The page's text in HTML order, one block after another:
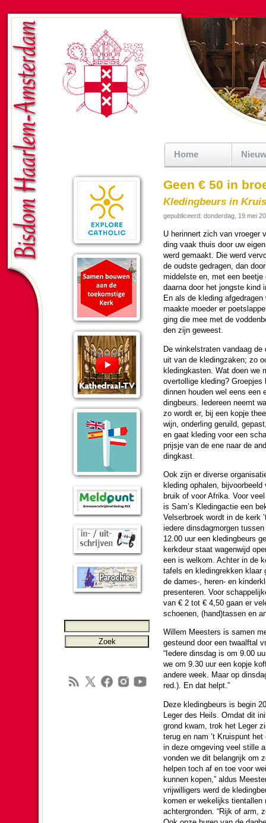
Home
Geen € 50 in
Kledingbeurs in
gepubliceerd: donderdag, 19 mei
U herinnert zich van vroe­ger
ding vaak thuis door uw
werd gemaakt. Die werd
de oudste gedragen, dan
middelste en, met een beetje
daarna door het jongste kind
En als de kle­ding afgedragen
maakte moe­der er
ging die mee met de
den zijn geweest.
De winkelstraten vandaag de
uit van de kle­ding­zaken; zo
kle­ding­kasten. Wat doen we
overtollige kle­ding?
din­nen hou­den wel eens een
dingbeurs. Ieder­een neemt
zo wordt er, bij een kopje
wijn, onderling geruild,
en gaat kle­ding voor een
prijsje van de ene naar de
ding­kast.
Ook zijn er diverse
kle­ding ophalen,
bruik of voor Afrika. Voor
is Sam’s Kledingactie een
Velser­broek wordt in de kerk
iedere dins­dag­mor­gen
12.00 uur een kle­dingbeurs
kerkdeur staat wagenwijd
een is welkom. Achter in de
tafels en kle­dingrekken klaar
de dames-, heren- en
presen­te­ren. Voor
van € 2 tot € 4,50 gaan er
schoenen, (hand)tassen en
Willem Meesters is samen
gesteund door een twaalftal
“Iedere dins­dag is om 9.00
we om 9.30 uur een kopje
andere week. Maar op
red.). En dat helpt.”
Deze kle­dingbeurs is begin
Leger des Heils. Omdat dit
grond kwam, trok het Leger
terug en nam ’t Kruis­punt het
in deze omge­ving veel stille
von­den we dit be­lang­rijk om
helpen toch af en toe voor
kunnen kopen,” aldus
vrij­wil­li­gers werd de
komen er weke­lijks tien­tal­len
ach­ter­gron­den. “Rijk of arm,